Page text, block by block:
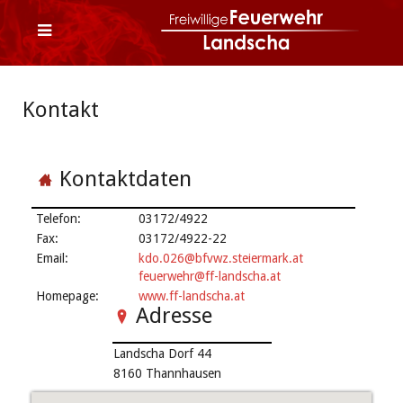
Kontakt
Kontaktdaten
Telefon:
03172/4922
Fax:
03172/4922-22
Email:
kdo.026@bfvwz.steiermark.at
feuerwehr@ff-landscha.at
Homepage:
www.ff-landscha.at
Adresse
Landscha Dorf 44
8160 Thannhausen